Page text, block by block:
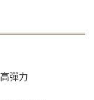
彈力